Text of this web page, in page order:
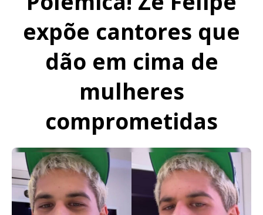
expõe cantores que
dão em cima de
mulheres
comprometidas